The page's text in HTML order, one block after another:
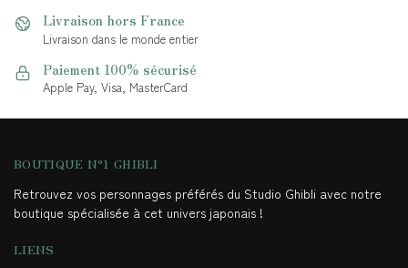
Livraison hors France
Livraison dans le monde entier
Paiement 100% sécurisé
Apple Pay, Visa, MasterCard
BOUTIQUE N°1 GHIBLI
Retrouvez vos personnages préférés du Studio Ghibli avec notre
boutique spécialisée à cet univers japonais !
LIENS